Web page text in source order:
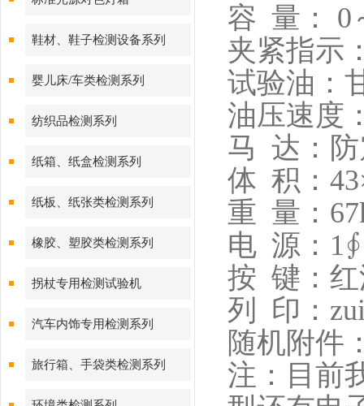
鞋材、鞋子检测设备系列
婴儿床/车类检测系列
纺织品检测系列
纸箱、纸盒检测系列
纸板、纸张类检测系列
橡胶、塑胶类检测系列
拐杖专用检测试验机
汽车内饰专用检测系列
旅行箱、手袋类检测系列
容 量： 0
夹紧指示
试验油：
油压速度
马 达：防
体 积：
重 量：
电 源：
按 键：
列 印：
随机附件
注：目前